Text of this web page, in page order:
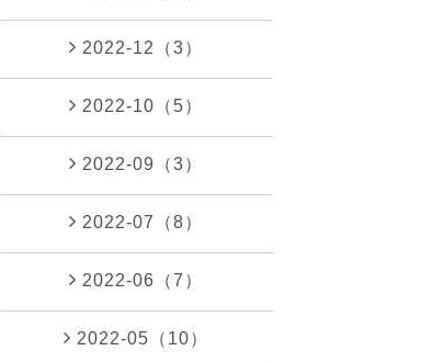
2022-12（3）
2022-10（5）
2022-09（3）
2022-07（8）
2022-06（7）
2022-05（10）